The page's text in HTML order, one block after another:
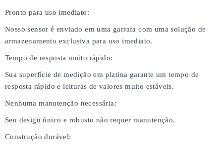
Pronto para uso imediato:
Nosso sensor é enviado em uma garrafa com uma solução de
armazenamento exclusiva para uso imediato.
Tempo de resposta muito rápido:
Sua superfície de medição em platina garante um tempo de
resposta rápido e leituras de valores muito estáveis.
Nenhuma manutenção necessária:
Seu design único e robusto não requer manutenção.
Construção durável: